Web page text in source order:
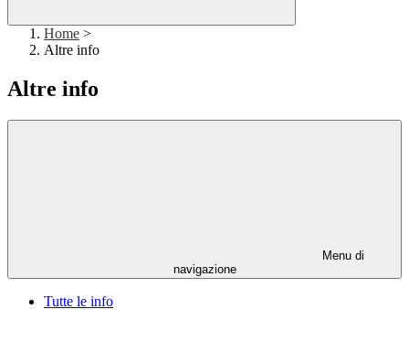
Home >
Altre info
Altre info
Menu di
navigazione
Tutte le info